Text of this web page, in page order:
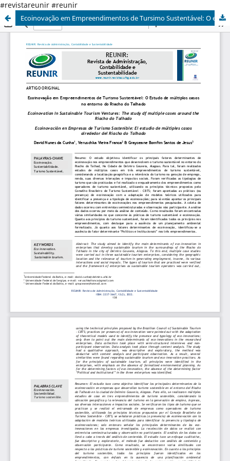
#revistareunir #reunir
Ecoinovação em Empreendimentos de Tursimo Sustentável: O estudo de múltiplos casos no entorno do Riacho do Talhado